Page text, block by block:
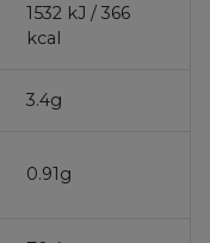
1532 kJ / 366
kcal
3.4g
0.91g